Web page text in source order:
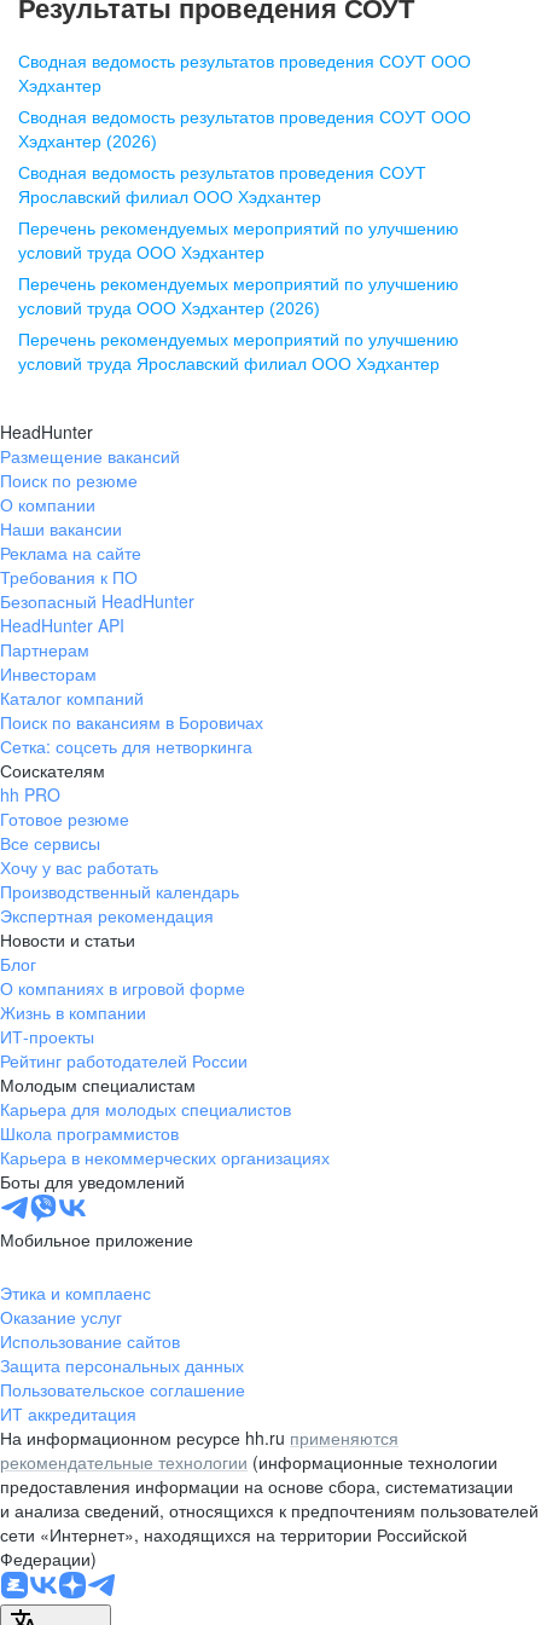
pr@nn.hh.ru
Воронеж
ул. Комиссаржевской, д. 10,
офис 1212
+7 473 280-05-05
pr@vrn.hh.ru
ул. Спартаковская, д. 2А, этаж 3,
помещение 15
+7 843 212-12-50
Екатеринбург
ул. Боевых Дружин, стр. 20,
+7 343 226-79-99
pr@ural.hh.ru
ул. Янковского, д. 169, 7 этаж,
706 каб.
+7 861 205-55-57
pr@krd.hh.ru
Владивосток
пер. Ланинский д. 4, офис 3.4
+7 423 202-33-28
pr@dv.hh.ru
Новосибирск
ул. Большевистская, д. 35,
помещение 21
+7 383 207-94-64
pr@nsk.hh.ru
Минск
пр-т Дзержинского, д. 57,
10 этаж, помещение 45-1
pr@rabota.by
Алматы
пр. Абая, д. 151, БЦ Алатау,
12 этаж, офис 1209
+7 727 232-13-13
pr@headhunter.com.kz
Результаты проведения СОУТ
Сводная ведомость результатов проведения СОУТ ООО
Хэдхантер
Сводная ведомость результатов проведения СОУТ ООО
Хэдхантер (2026)
Сводная ведомость результатов проведения СОУТ
Ярославский филиал ООО Хэдхантер
Перечень рекомендуемых мероприятий по улучшению
условий труда ООО Хэдхантер
Перечень рекомендуемых мероприятий по улучшению
условий труда ООО Хэдхантер (2026)
Перечень рекомендуемых мероприятий по улучшению
условий труда Ярославский филиал ООО Хэдхантер
HeadHunter
Размещение вакансий
Поиск по резюме
О компании
Наши вакансии
Реклама на сайте
Требования к ПО
Безопасный HeadHunter
HeadHunter API
Партнерам
Инвесторам
Каталог компаний
Поиск по вакансиям в Боровичах
Сетка: соцсеть для нетворкинга
Соискателям
hh PRO
Готовое резюме
Все сервисы
Хочу у вас работать
Производственный календарь
Экспертная рекомендация
Новости и статьи
Блог
О компаниях в игровой форме
Жизнь в компании
ИТ-проекты
Рейтинг работодателей России
Молодым специалистам
Карьера для молодых специалистов
Школа программистов
Карьера в некоммерческих организациях
Боты для уведомлений
Мобильное приложение
Этика и комплаенс
Оказание услуг
Использование сайтов
Защита персональных данных
Пользовательское соглашение
ИТ аккредитация
На информационном ресурсе hh.ru применяются
рекомендательные технологии (информационные технологии
предоставления информации на основе сбора, систематизации
и анализа сведений, относящихся к предпочтениям пользователей
сети «Интернет», находящихся на территории Российской
Федерации)